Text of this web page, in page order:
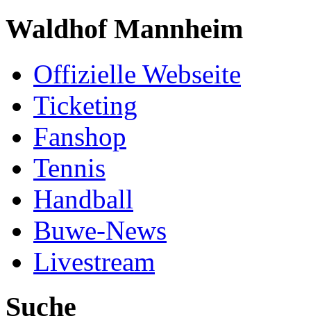
Waldhof Mannheim
Offizielle Webseite
Ticketing
Fanshop
Tennis
Handball
Buwe-News
Livestream
Suche